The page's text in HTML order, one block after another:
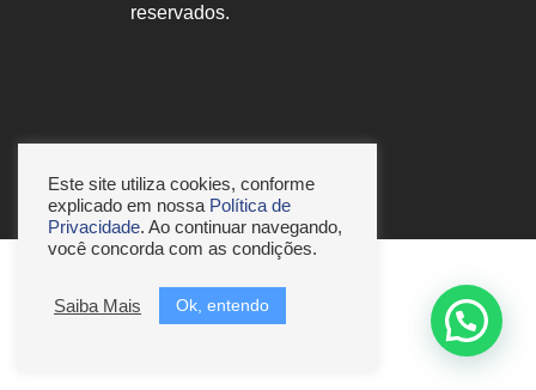
reservados.
Este site utiliza cookies, conforme
explicado em nossa Política de
Privacidade. Ao continuar navegando,
você concorda com as condições.
Saiba Mais Ok, entendo